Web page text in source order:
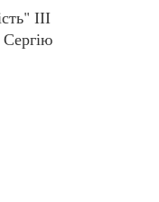
ІІІ